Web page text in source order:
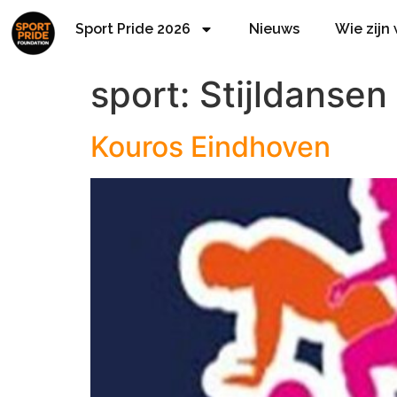
Sport Pride 2026 Nieuws Wie zijn
sport: Stijldansen
Kouros Eindhoven